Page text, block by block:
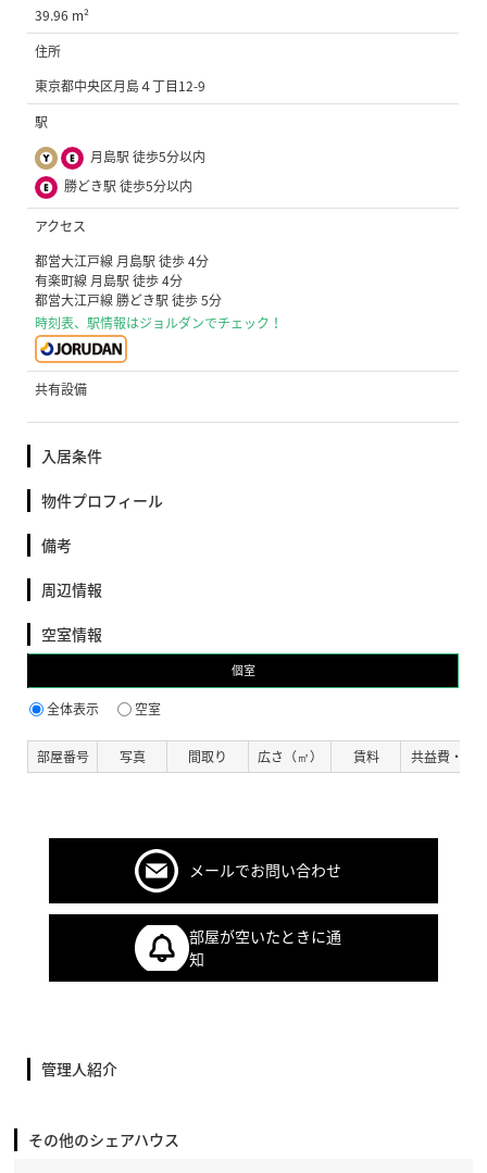
39.96 m²
住所
東京都中央区月島４丁目12-9
駅
月島駅 徒歩5分以内
勝どき駅 徒歩5分以内
アクセス
都営大江戸線 月島駅 徒歩 4分
有楽町線 月島駅 徒歩 4分
都営大江戸線 勝どき駅 徒歩 5分
時刻表、駅情報はジョルダンでチェック！
共有設備
入居条件
物件プロフィール
備考
周辺情報
空室情報
個室
全体表示 空室
部屋番号 写真 間取り 広さ（㎡） 賃料 共益費・管
メールでお問い合わせ
部屋が空いたときに通
知
管理人紹介
その他のシェアハウス